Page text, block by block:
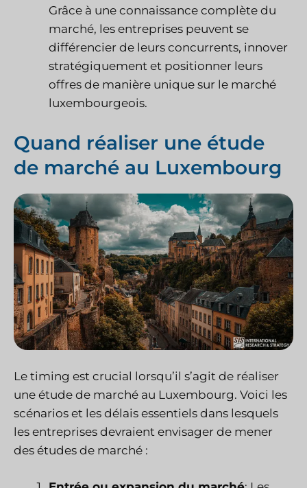
Grâce à une connaissance complète du
marché, les entreprises peuvent se
différencier de leurs concurrents, innover
stratégiquement et positionner leurs
offres de manière unique sur le marché
luxembourgeois.
Quand réaliser une étude
de marché au Luxembourg
Le timing est crucial lorsqu’il s’agit de réaliser
une étude de marché au Luxembourg. Voici les
scénarios et les délais essentiels dans lesquels
les entreprises devraient envisager de mener
des études de marché :